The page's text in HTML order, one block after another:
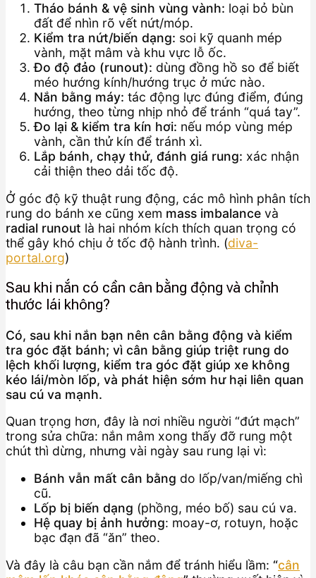
Tháo bánh & vệ sinh vùng vành: loại bỏ bùn
đất để nhìn rõ vết nứt/móp.
Kiểm tra nứt/biến dạng: soi kỹ quanh mép
vành, mặt mâm và khu vực lỗ ốc.
Đo độ đảo (runout): dùng đồng hồ so để biết
méo hướng kính/hướng trục ở mức nào.
Nắn bằng máy: tác động lực đúng điểm, đúng
hướng, theo từng nhịp nhỏ để tránh “quá tay”.
Đo lại & kiểm tra kín hơi: nếu móp vùng mép
vành, cần thử kín để tránh xì.
Lắp bánh, chạy thử, đánh giá rung: xác nhận
cải thiện theo dải tốc độ.
Ở góc độ kỹ thuật rung động, các mô hình phân tích
rung do bánh xe cũng xem mass imbalance và
radial runout là hai nhóm kích thích quan trọng có
thể gây khó chịu ở tốc độ hành trình. (diva-
portal.org)
Sau khi nắn có cần cân bằng động và chỉnh
thước lái không?
Có, sau khi nắn bạn nên cân bằng động và kiểm
tra góc đặt bánh; vì cân bằng giúp triệt rung do
lệch khối lượng, kiểm tra góc đặt giúp xe không
kéo lái/mòn lốp, và phát hiện sớm hư hại liên quan
sau cú va mạnh.
Quan trọng hơn, đây là nơi nhiều người “đứt mạch”
trong sửa chữa: nắn mâm xong thấy đỡ rung một
chút thì dừng, nhưng vài ngày sau rung lại vì:
Bánh vẫn mất cân bằng do lốp/van/miếng chì
cũ.
Lốp bị biến dạng (phồng, méo bố) sau cú va.
Hệ quay bị ảnh hưởng: moay-ơ, rotuyn, hoặc
bạc đạn đã “ăn” theo.
Và đây là câu bạn cần nắm để tránh hiểu lầm: “cân